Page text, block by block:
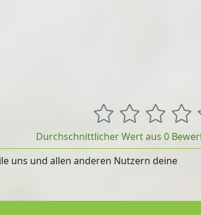
Durchschnittlicher Wert aus 0
uns und allen anderen Nutzern deine